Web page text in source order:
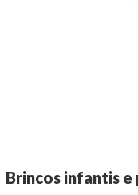
Brincos infantis